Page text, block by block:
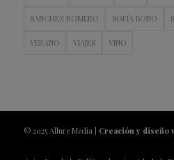
SANCHEZ ROMERO SOFÍA BONO
VERANO VIAJES VINO
© 2025 Allure Media | Creación y diseño